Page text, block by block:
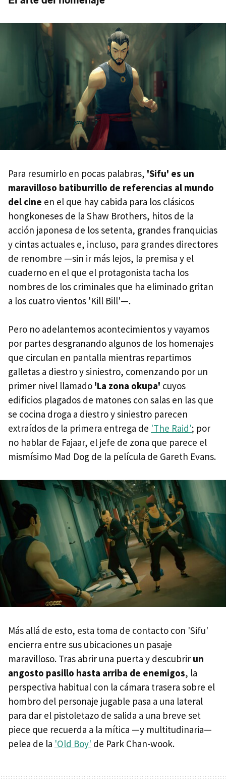
Para resumirlo en pocas palabras, 'Sifu' es un
maravilloso batiburrillo de referencias al mundo
del cine en el que hay cabida para los clásicos
hongkoneses de la Shaw Brothers, hitos de la
acción japonesa de los setenta, grandes franquicias
y cintas actuales e, incluso, para grandes directores
de renombre —sin ir más lejos, la premisa y el
cuaderno en el que el protagonista tacha los
nombres de los criminales que ha eliminado gritan
a los cuatro vientos 'Kill Bill'—.
Pero no adelantemos acontecimientos y vayamos
por partes desgranando algunos de los homenajes
que circulan en pantalla mientras repartimos
galletas a diestro y siniestro, comenzando por un
primer nivel llamado 'La zona okupa' cuyos
edificios plagados de matones con salas en las que
se cocina droga a diestro y siniestro parecen
extraídos de la primera entrega de 'The Raid'; por
no hablar de Fajaar, el jefe de zona que parece el
mismísimo Mad Dog de la película de Gareth Evans.
Más allá de esto, esta toma de contacto con 'Sifu'
encierra entre sus ubicaciones un pasaje
maravilloso. Tras abrir una puerta y descubrir un
angosto pasillo hasta arriba de enemigos, la
perspectiva habitual con la cámara trasera sobre el
hombro del personaje jugable pasa a una lateral
para dar el pistoletazo de salida a una breve set
piece que recuerda a la mítica —y multitudinaria—
pelea de la 'Old Boy' de Park Chan-wook.